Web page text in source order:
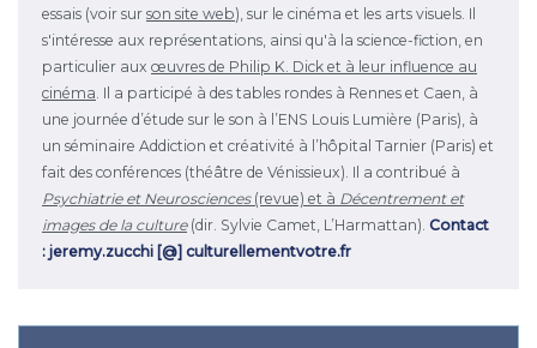
essais (voir sur son site web), sur le cinéma et les arts visuels. Il
s'intéresse aux représentations, ainsi qu'à la science-fiction, en
particulier aux œuvres de Philip K. Dick et à leur influence au
cinéma. Il a participé à des tables rondes à Rennes et Caen, à
une journée d’étude sur le son à l’ENS Louis Lumière (Paris), à
un séminaire Addiction et créativité à l’hôpital Tarnier (Paris) et
fait des conférences (théâtre de Vénissieux). Il a contribué à
Psychiatrie et Neurosciences(revue) et à Décentrement et
images de la culture(dir. Sylvie Camet, L’Harmattan). Contact
: jeremy.zucchi [@] culturellementvotre.fr